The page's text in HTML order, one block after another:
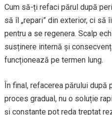
Cum să-ți refaci părul după
să îl „repari” din exterior, ci
pentru a se regenera. Scalp
susținere internă și
funcționează pe termen lung.
În final, refacerea părului
proces gradual, nu o soluție
și constante pot reda treptat